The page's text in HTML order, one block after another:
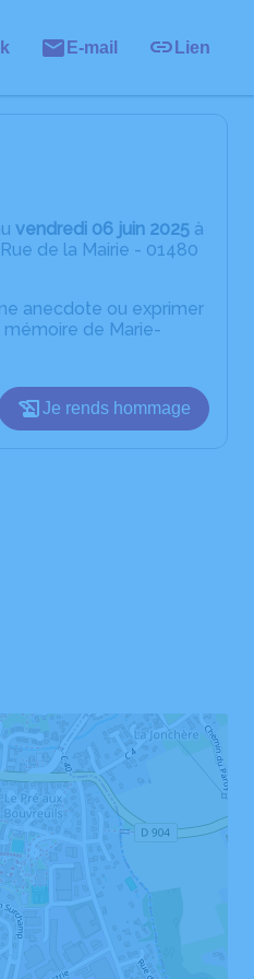
E-mail Lien
vendredi 06 juin 2025 à
de la Mairie - 01480
anecdote ou exprimer
de Marie-
Je rends hommage